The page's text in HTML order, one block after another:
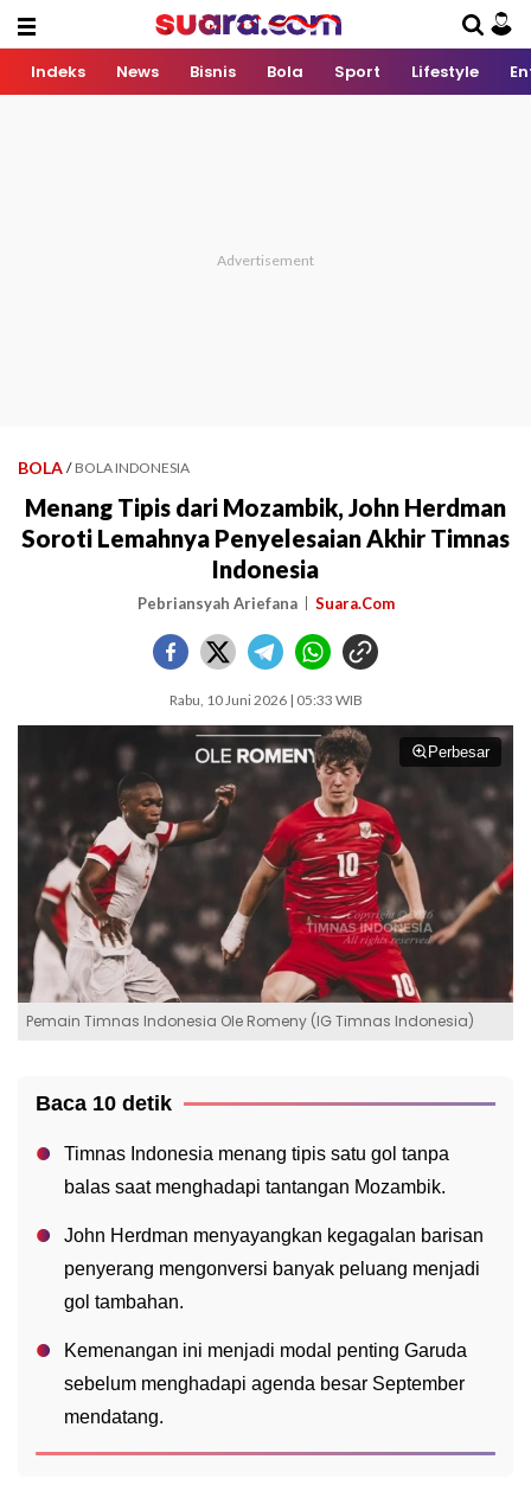
Indeks News Bisnis Bola Sport Lifestyle
BOLA / BOLA INDONESIA
Menang Tipis dari Mozambik, John Herdman
Soroti Lemahnya Penyelesaian Akhir Timnas
Indonesia
Pebriansyah Ariefana Suara.Com
Rabu, 10 Juni 2026 | 05:33 WIB
Perbesar
Pemain Timnas Indonesia Ole Romeny (IG Timnas Indonesia)
Baca 10 detik
Timnas Indonesia menang tipis satu gol tanpa
balas saat menghadapi tantangan Mozambik.
John Herdman menyayangkan kegagalan barisan
penyerang mengonversi banyak peluang menjadi
gol tambahan.
Kemenangan ini menjadi modal penting Garuda
sebelum menghadapi agenda besar September
mendatang.